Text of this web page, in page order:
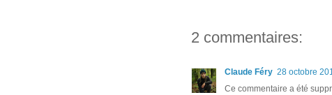
2 commentaires:
Claude Féry 28 octobre
Ce commentaire a été